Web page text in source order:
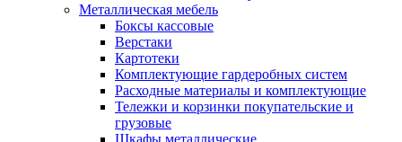
Металлическая мебель
Боксы кассовые
Верстаки
Картотеки
Комплектующие гардеробных систем
Расходные материалы и комплектующие
Тележки и корзинки покупательские и
грузовые
Шкафы металлические